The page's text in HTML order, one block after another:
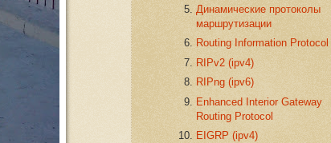
Динамические протоколы
маршрутизации
Routing Information Protocol
RIPv2 (ipv4)
RIPng (ipv6)
Enhanced Interior Gateway
Routing Protocol
EIGRP (ipv4)